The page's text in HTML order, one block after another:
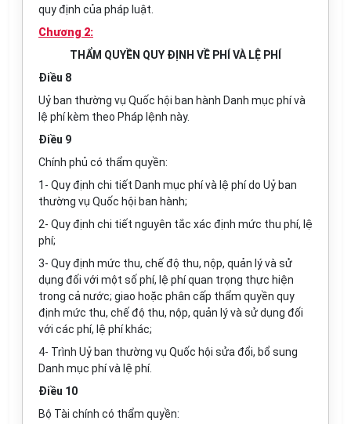
quy định của pháp luật.
Chương 2:
THẨM QUYỀN QUY ĐỊNH VỀ PHÍ VÀ LỆ PHÍ
Điều 8
Uỷ ban thường vụ Quốc hội ban hành Danh mục phí và
lệ phí kèm theo Pháp lệnh này.
Điều 9
Chính phủ có thẩm quyền:
1- Quy định chi tiết Danh mục phí và lệ phí do Uỷ ban
thường vụ Quốc hội ban hành;
2- Quy định chi tiết nguyên tắc xác định mức thu phí, lệ
phí;
3- Quy định mức thu, chế độ thu, nộp, quản lý và sử
dụng đối với một số phí, lệ phí quan trọng thực hiện
trong cả nước; giao hoặc phân cấp thẩm quyền quy
định mức thu, chế độ thu, nộp, quản lý và sử dụng đối
với các phí, lệ phí khác;
4- Trình Uỷ ban thường vụ Quốc hội sửa đổi, bổ sung
Danh mục phí và lệ phí.
Điều 10
Bộ Tài chính có thẩm quyền: